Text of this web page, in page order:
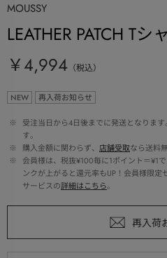
MOUSSY
LEATHER PATCH Tシ
￥4,994 （税込）
NEW 再入荷お知らせ
※
受注当日から4日後までに発送となりま
す。
※
購入金額に関わらず、 店舗受取なら送料
※
会員様は、税抜¥100毎に1ポイント＝¥1
ンクが上がると還元率もUP！会員様限
サービスの詳細はこちら。